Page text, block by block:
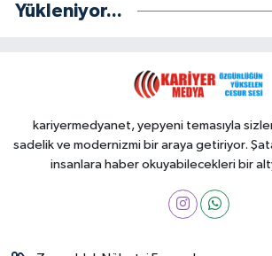
Yükleniyor...
kariyermedyanet, yepyeni temasıyla
sadelik ve modernizmi bir araya getiriyor.
insanlara haber okuyabilecekleri bir